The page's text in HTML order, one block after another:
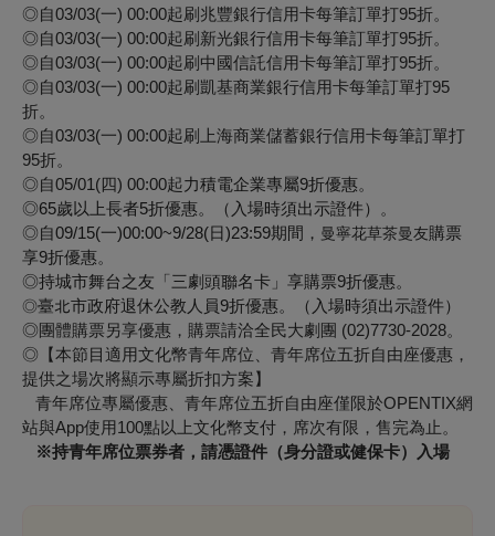
◎自03/03(一) 00:00起刷兆豐銀行信用卡每筆訂單打95折。
◎自03/03(一) 00:00起刷新光銀行信用卡每筆訂單打95折。
◎自03/03(一) 00:00起刷中國信託信用卡每筆訂單打95折。
◎自03/03(一) 00:00起刷凱基商業銀行信用卡每筆訂單打95
折。
◎自03/03(一) 00:00起刷上海商業儲蓄銀行信用卡每筆訂單打
95折。
◎自05/01(四) 00:00起力積電企業專屬9折優惠。
◎65歲以上長者5折優惠。（入場時須出示證件）
。
◎自09/15(一)00:00~9/28(日)23:59期間， 曼寧花草茶曼友購票
享9折優惠。
◎持城市舞台之友「三劇頭聯名卡」享購票9折優惠。
◎臺北市政府退休公教人員9折優惠。（入場時須出示證件）
◎團體購票另享優惠，購票請洽全民大劇團 (02)7730-2028。
◎【本節目適用文化幣青年席位、青年席位五折自由座優惠，
提供之場次將顯示專屬折扣方案】
青年席位專屬優惠、青年席位五折自由座僅限於OPENTIX網
站與App使用100點以上文化幣支付，席次有限，售完為止。
※持青年席位票券者，請憑證件（身分證或健保卡）入場